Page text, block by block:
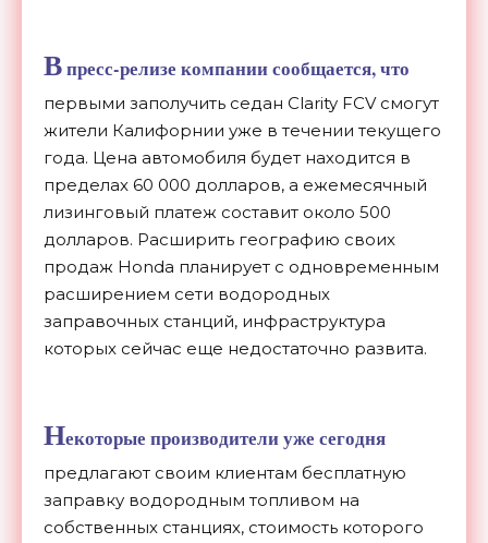
Впресс-релизе компании сообщается, что
первыми заполучить седан Clarity FCV смогут
жители Калифорнии уже в течении текущего
года. Цена автомобиля будет находится в
пределах 60 000 долларов, а ежемесячный
лизинговый платеж составит около 500
долларов. Расширить географию своих
продаж Honda планирует с одновременным
расширением сети водородных
заправочных станций, инфраструктура
которых сейчас еще недостаточно развита.
Некоторые производители уже сегодня
предлагают своим клиентам бесплатную
заправку водородным топливом на
собственных станциях, стоимость которого